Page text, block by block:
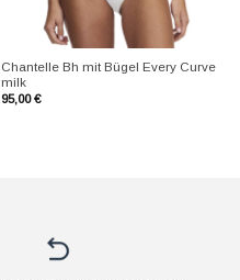
Chantelle Bh mit Bügel Every Curve
milk
95,00€